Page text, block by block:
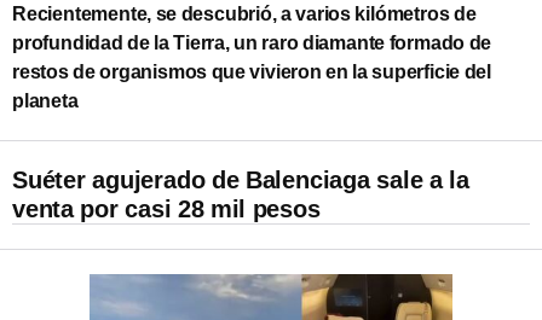
Recientemente, se descubrió, a varios kilómetros de
profundidad de la Tierra, un raro diamante formado de
restos de organismos que vivieron en la superficie del
planeta
Suéter agujerado de Balenciaga sale a la
venta por casi 28 mil pesos